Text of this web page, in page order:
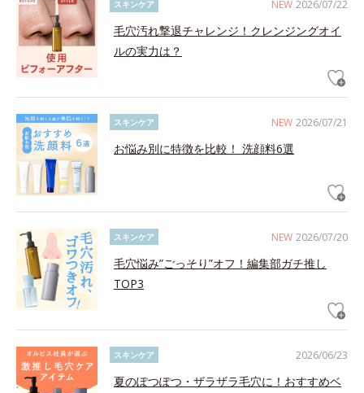
NEW 2026/07/22
スキンケア
毛穴汚れ撃退チャレンジ！クレンジングオイ
ルの実力は？
NEW 2026/07/21
スキンケア
お悩み別に特徴を比較！ 洗顔料6選
NEW 2026/07/20
スキンケア
毛穴悩み”ごっそり”オフ！編集部ガチ推し
TOP3
2026/06/23
スキンケア
夏のぽつぽつ・ザラザラ毛穴に！おすすめベ